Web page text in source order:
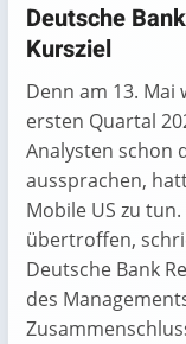
Deutsche
Kursziel
Denn am 13. Mai
ersten Quartal
Analysten schon
aussprachen,
Mobile US zu
übertroffen,
Deutsche Bank
des